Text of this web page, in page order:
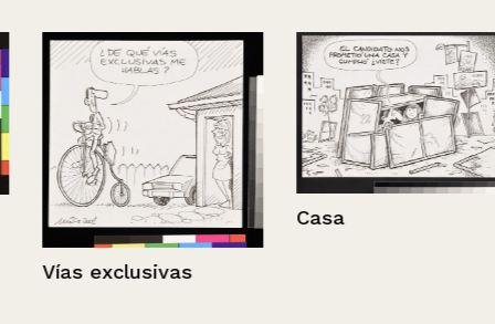
Vías exclusivas
Casa